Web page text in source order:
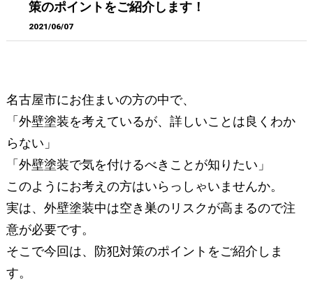
策のポイントをご紹介します！
2021/06/07
名古屋市にお住まいの方の中で、
「外壁塗装を考えているが、詳しいことは良くわか
らない」
「外壁塗装で気を付けるべきことが知りたい」
このようにお考えの方はいらっしゃいませんか。
実は、外壁塗装中は空き巣のリスクが高まるので注
意が必要です。
そこで今回は、防犯対策のポイントをご紹介しま
す。